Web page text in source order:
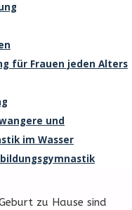
für Frauen jeden Alters
und
im Wasser
zu Hause sind